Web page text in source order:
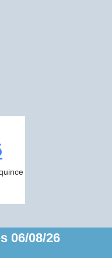
06/08/26